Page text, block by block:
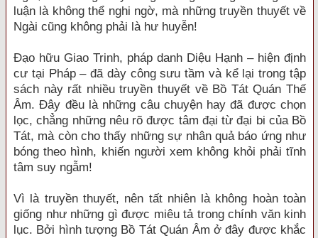
luận là không thể nghi ngờ, mà những truyền thuyết về
Ngài cũng không phải là hư huyễn!
Đạo hữu Giao Trinh, pháp danh Diệu Hạnh – hiện định
cư tại Pháp – đã dày công sưu tầm và kể lại trong tập
sách này rất nhiều truyền thuyết về Bồ Tát Quán Thế
Âm. Đây đều là những câu chuyện hay đã được chọn
lọc, chẳng những nêu rõ được tâm đại từ đại bi của Bồ
Tát, mà còn cho thấy những sự nhân quả báo ứng như
bóng theo hình, khiến người xem không khỏi phải tĩnh
tâm suy ngẫm!
Vì là truyền thuyết, nên tất nhiên là không hoàn toàn
giống như những gì được miêu tả trong chính văn kinh
lục. Bởi hình tượng Bồ Tát Quán Âm ở đây được khắc